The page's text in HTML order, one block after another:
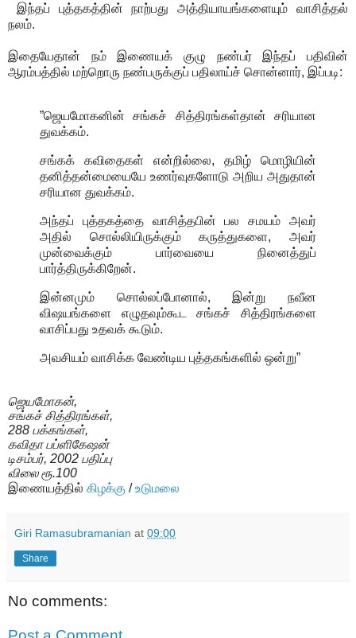
இந்தப் புத்தகத்தின் நாற்பது அத்தியாயங்களையும் வாசித்தல்
நலம்.
இதையேதான் நம் இணையக் குழு நண்பர் இந்தப் பதிவின்
ஆரம்பத்தில் மற்றொரு நண்பருக்குப் பதிலாய்ச் சொன்னார், இப்படி:
”ஜெயமோகனின் சங்கச் சித்திரங்கள்தான் சரியான
துவக்கம்.
சங்கக் கவிதைகள் என்றில்லை, தமிழ் மொழியின்
தனித்தன்மையையே உணர்வுகளோடு அறிய அதுதான்
சரியான துவக்கம்.
அந்தப் புத்தகத்தை வாசித்தபின் பல சமயம் அவர்
அதில் சொல்லியிருக்கும் கருத்துகளை, அவர்
முன்வைக்கும் பார்வையை நினைத்துப்
பார்த்திருக்கிறேன்.
இன்னமும் சொல்லப்போனால், இன்று நவீன
விஷயங்களை எழுதவும்கூட சங்கச் சித்திரங்களை
வாசிப்பது உதவக் கூடும்.
அவசியம் வாசிக்க வேண்டிய புத்தகங்களில் ஒன்று”
ஜெயமோகன்,
சங்கச் சித்திரங்கள்,
288 பக்கங்கள்,
கவிதா பப்ளிகேஷன்
டிசம்பர், 2002 பதிப்பு
விலை ரூ.100
இணையத்தில் கிழக்கு /உடுமலை
Giri Ramasubramanian at 09:00
Share
No comments: